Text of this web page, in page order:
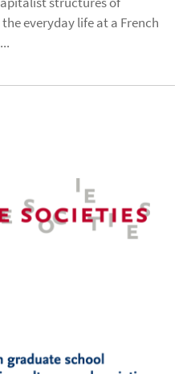
everyday life at a French